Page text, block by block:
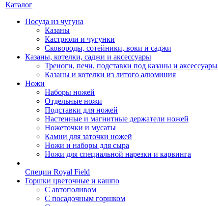
Каталог
Посуда из чугуна
Казаны
Кастрюли и чугунки
Сковороды, сотейники, воки и саджи
Казаны, котелки, саджи и аксессуары
Треноги, печи, подставки под казаны и аксессуары
Казаны и котелки из литого алюминия
Ножи
Наборы ножей
Отдельные ножи
Подставки для ножей
Настенные и магнитные держатели ножей
Ножеточки и мусаты
Камни для заточки ножей
Ножи и наборы для сыра
Ножи для специальной нарезки и карвинга
Специи Royal Field
Горшки цветочные и кашпо
С автополивом
С посадочным горшком